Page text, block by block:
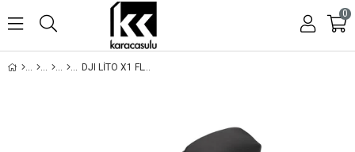
0
DJI LITO X1 FLY MORE COMBO (RC2)